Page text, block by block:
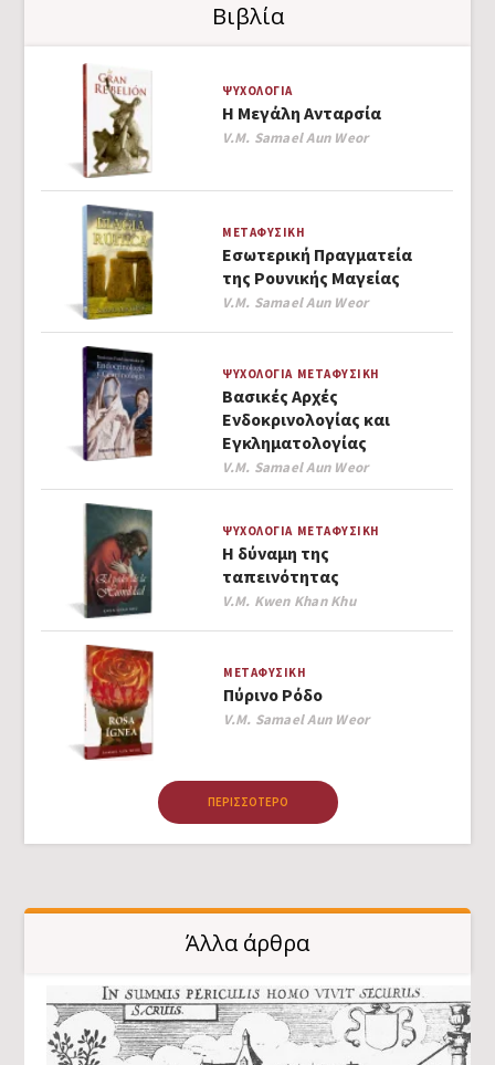
Βιβλία
ΨΥΧΟΛΟΓΊΑ
Η Μεγάλη Ανταρσία
Author
V.M. Samael Aun Weor
ΜΕΤΑΦΥΣΙΚΉ
Εσωτερική Πραγματεία
της Ρουνικής Μαγείας
Author
V.M. Samael Aun Weor
ΨΥΧΟΛΟΓΊΑ ΜΕΤΑΦΥΣΙΚΉ
Βασικές Αρχές
Ενδοκρινολογίας και
Εγκληματολογίας
Author
V.M. Samael Aun Weor
ΨΥΧΟΛΟΓΊΑ ΜΕΤΑΦΥΣΙΚΉ
Η δύναμη της
ταπεινότητας
Author
V.M. Kwen Khan Khu
ΜΕΤΑΦΥΣΙΚΉ
Πύρινο Ρόδο
Author
V.M. Samael Aun Weor
ΠΕΡΙΣΣΌΤΕΡΟ
Άλλα άρθρα